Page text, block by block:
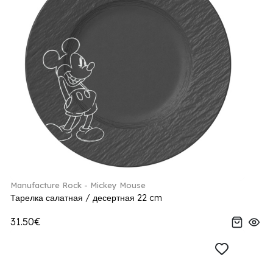
Manufacture Rock - Mickey Mouse
Тарелка салатная / десертная 22 cm
31.50€